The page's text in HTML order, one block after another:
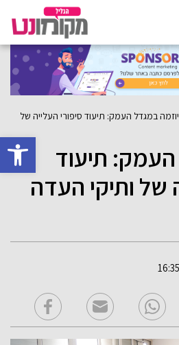
פתח
יוזמה במגדל העמק: תיעוד סיפורי העלייה של
העמק: תיעוד
של ותיקי העדה